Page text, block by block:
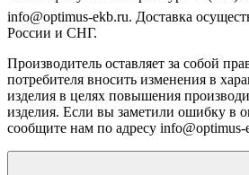
info@optimus-ekb.ru. Доставка
России и СНГ.
Производитель оставляет за собой
потребителя вносить изменения в
изделия в целях повышения
изделия. Если вы заметили ошибку в
сообщите нам по адресу info@optimus-